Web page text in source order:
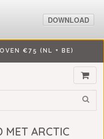
€75 (NL + BE)
MET ARCTIC
DOWNLOAD
DOWNLOAD